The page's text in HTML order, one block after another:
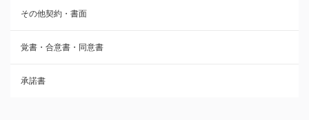
請負契約
フランチャイズ契約
賃貸借契約
その他契約・書面
覚書・合意書・同意書
承諾書